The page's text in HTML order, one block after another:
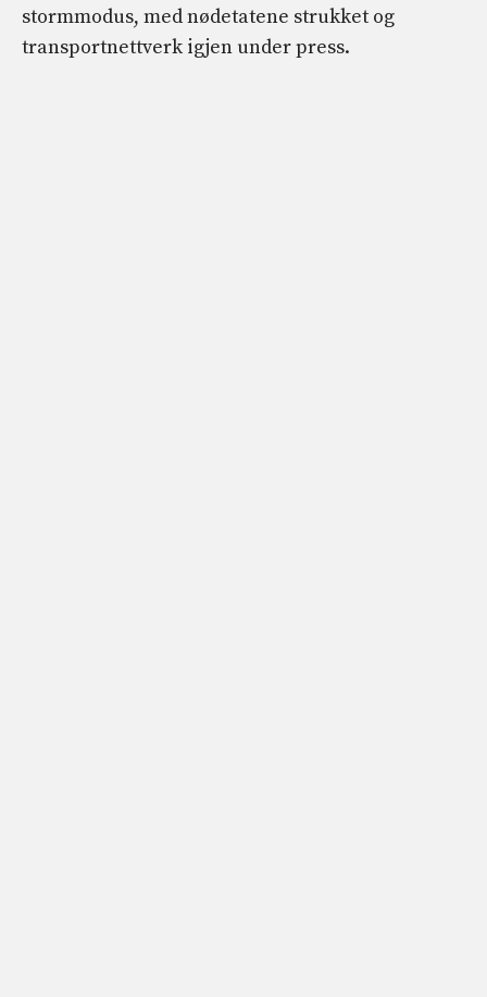
stormmodus, med nødetatene strukket og
transportnettverk igjen under press.